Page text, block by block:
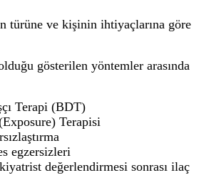
türüne ve kişinin ihtiyaçlarına göre
gösterilen yöntemler arasında
Terapi (BDT)
Terapisi
egzersizleri
değerlendirmesi sonrası ilaç